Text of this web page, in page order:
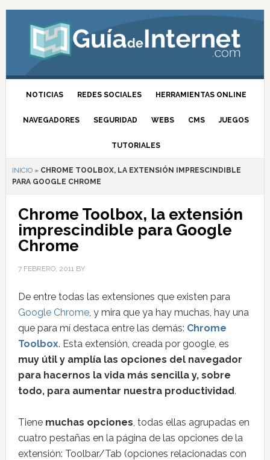
NOTICIAS REDES SOCIALES HERRAMIENTAS ONLINE
NAVEGADORES SEGURIDAD WEBS CMS JUEGOS
TUTORIALES
INICIO» CHROME TOOLBOX, LA EXTENSIÓN IMPRESCINDIBLE
PARA GOOGLE CHROME
Chrome Toolbox, la extensión
imprescindible para Google
Chrome
7 FEBRERO, 2011BY
De entre todas las extensiones que existen para
Google Chrome, y mira que ya hay muchas, hay una
que para mí destaca entre las demás: Chrome
Toolbox. Esta extensión, creada por google, es
muy útil y amplía las opciones del navegador
para hacernos la vida más sencilla y, sobre
todo, para aumentar nuestra productividad.
Tiene muchas opciones, todas ellas agrupadas en
cuatro pestañas en la página de las opciones de la
extensión: Toolbar/Tab (opciones relacionadas con